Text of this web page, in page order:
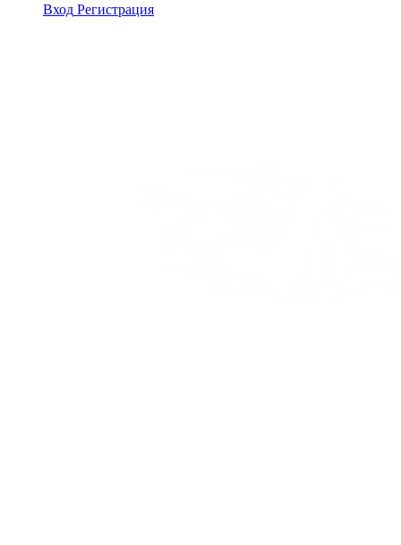
Вход Регистрация